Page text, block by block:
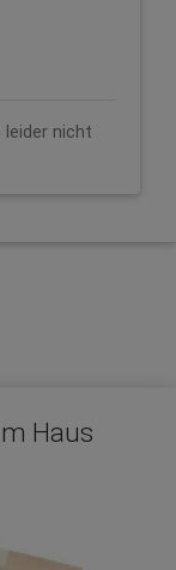
leider nicht
Haus